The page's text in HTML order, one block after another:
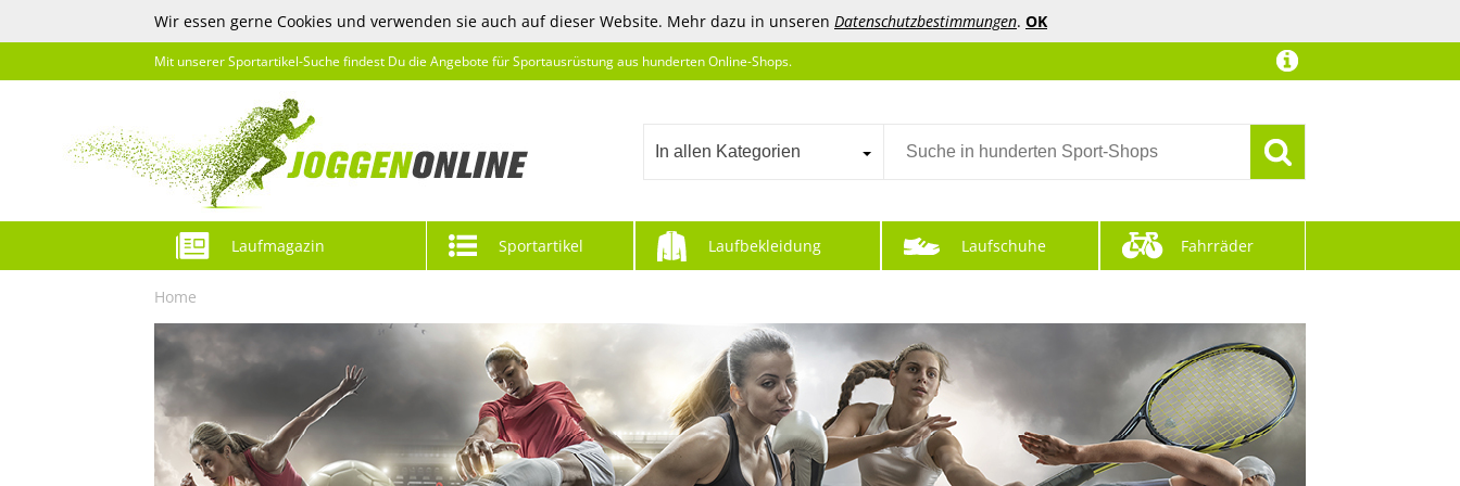
Wir essen gerne Cookies und verwenden sie auch auf dieser Website. Mehr dazu in unseren Datenschutzbestimmungen. OK
Mit unserer Sportartikel-Suche findest Du die Angebote für Sportausrüstung aus hunderten Online-Shops.
In allen Kategorien
Laufmagazin Sportartikel Laufbekleidung Laufschuhe Fahrräder
Home